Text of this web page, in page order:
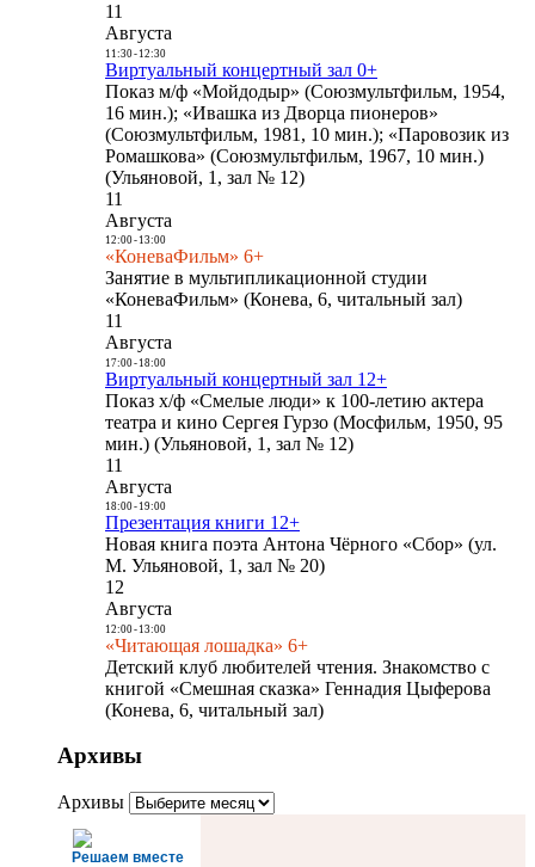
11
Августа
11:30- 12:30
Виртуальный концертный зал 0+
Показ м/ф «Мойдодыр» (Союзмультфильм, 1954,
16 мин.); «Ивашка из Дворца пионеров»
(Союзмультфильм, 1981, 10 мин.); «Паровозик из
Ромашкова» (Союзмультфильм, 1967, 10 мин.)
(Ульяновой, 1, зал № 12)
11
Августа
12:00- 13:00
«КоневаФильм» 6+
Занятие в мультипликационной студии
«КоневаФильм» (Конева, 6, читальный зал)
11
Августа
17:00- 18:00
Виртуальный концертный зал 12+
Показ х/ф «Смелые люди» к 100-летию актера
театра и кино Сергея Гурзо (Мосфильм, 1950, 95
мин.) (Ульяновой, 1, зал № 12)
11
Августа
18:00- 19:00
Презентация книги 12+
Новая книга поэта Антона Чёрного «Сбор» (ул.
М. Ульяновой, 1, зал № 20)
12
Августа
12:00- 13:00
«Читающая лошадка» 6+
Детский клуб любителей чтения. Знакомство с
книгой «Смешная сказка» Геннадия Цыферова
(Конева, 6, читальный зал)
Архивы
Архивы
Решаем вместе